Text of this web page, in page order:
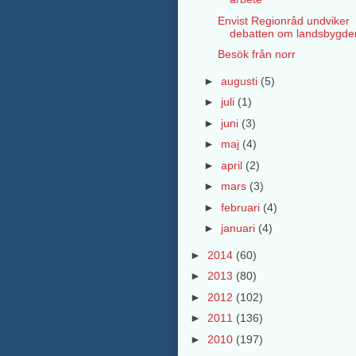
Envist Regionråd undviker
debatten om
Besök från norr
► augusti (5)
► juli (1)
► juni (3)
► maj (4)
► april (2)
► mars (3)
► februari (4)
► januari (4)
► 2014 (60)
► 2013 (80)
► 2012 (102)
► 2011 (136)
► 2010 (197)